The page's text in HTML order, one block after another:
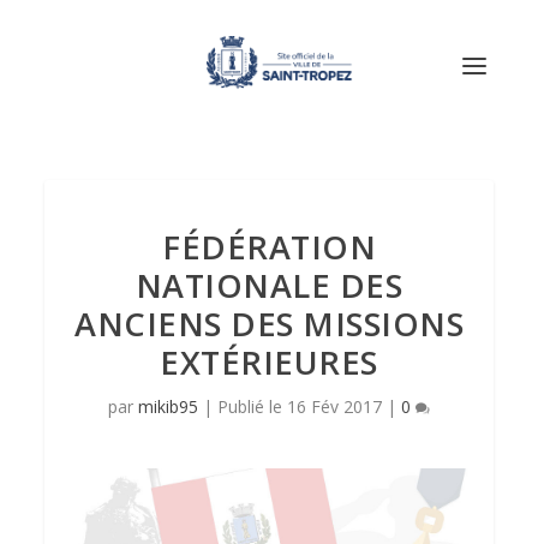
FÉDÉRATION
NATIONALE DES
ANCIENS DES MISSIONS
EXTÉRIEURES
par mikib95 | 16 Fév 2017 | 0